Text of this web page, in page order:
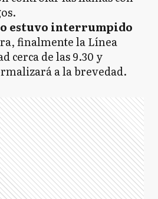
estuvo interrumpido
finalmente la Línea
cerca de las 9.30 y
a la brevedad.